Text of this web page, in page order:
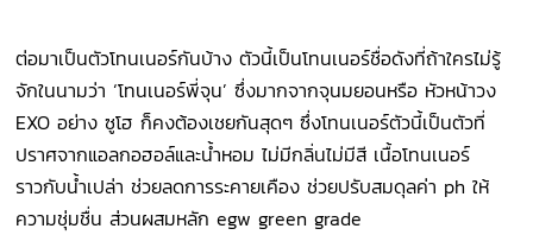
ต่อมาเป็นตัวโทนเนอร์กันบ้าง ตัวนี้เป็นโทนเนอร์ชื่อดังที่ถ้าใครไม่รู้
จักในนามว่า ‘โทนเนอร์พี่จุน’ ซึ่งมากจากจุนมยอนหรือ หัวหน้าวง
EXO อย่าง ซูโฮ ก็คงต้องเชยกันสุดๆ ซึ่งโทนเนอร์ตัวนี้เป็นตัวที่
ปราศจากแอลกอฮอล์และน้ำหอม ไม่มีกลิ่นไม่มีสี เนื้อโทนเนอร์
ราวกับน้ำเปล่า ช่วยลดการระคายเคือง ช่วยปรับสมดุลค่า ph ให้
ความชุ่มชื่น ส่วนผสมหลัก egw green grade